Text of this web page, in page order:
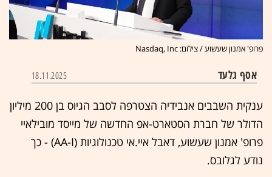
פרופ' אמנון שעשוע / צילום: Nasdaq, Inc
אסף גלעד 18.11.2025
ענקית השבבים אנבידיה הצטרפה לסבב הגיוס בן 200 מיליון
הדולר של חברת הסטארט-אפ החדשה של מייסד מובילאיי
פרופ' אמנון שעשוע, דאבל איי.אי טכנולוגיות (AA-I) - כך
נודע לגלובס.